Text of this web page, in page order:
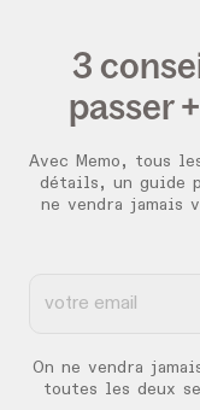
3
passer
Avec Memo, tous
détails, un guide
ne vendra jamais
On ne vendra
toutes les deux